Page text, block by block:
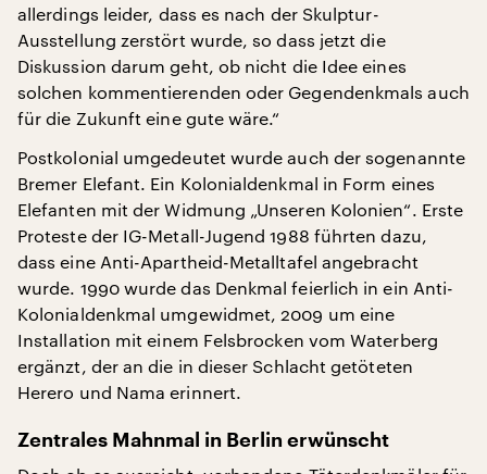
allerdings leider, dass es nach der Skulptur-
Ausstellung zerstört wurde, so dass jetzt die
Diskussion darum geht, ob nicht die Idee eines
solchen kommentierenden oder Gegendenkmals auch
für die Zukunft eine gute wäre.“
Postkolonial umgedeutet wurde auch der sogenannte
Bremer Elefant. Ein Kolonialdenkmal in Form eines
Elefanten mit der Widmung „Unseren Kolonien“. Erste
Proteste der IG-Metall-Jugend 1988 führten dazu,
dass eine Anti-Apartheid-Metalltafel angebracht
wurde. 1990 wurde das Denkmal feierlich in ein Anti-
Kolonialdenkmal umgewidmet, 2009 um eine
Installation mit einem Felsbrocken vom Waterberg
ergänzt, der an die in dieser Schlacht getöteten
Herero und Nama erinnert.
Zentrales Mahnmal in Berlin erwünscht